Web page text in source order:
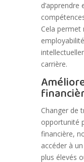
Cela permet
carrière.
Changer de
opportunité
financière,
accéder à
plus élevés